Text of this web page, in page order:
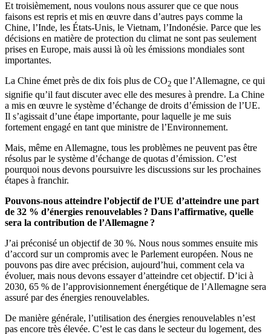
Et troisièmement, nous voulons nous assurer que ce que nous
faisons est repris et mis en œuvre dans d’autres pays comme la
Chine, l’Inde, les États-Unis, le Vietnam, l’Indonésie. Parce que les
décisions en matière de protection du climat ne sont pas seulement
prises en Europe, mais aussi là où les émissions mondiales sont
importantes.
La Chine émet près de dix fois plus de CO2 que l’Allemagne, ce qui
signifie qu’il faut discuter avec elle des mesures à prendre. La Chine
a mis en œuvre le système d’échange de droits d’émission de l’UE.
Il s’agissait d’une étape importante, pour laquelle je me suis
fortement engagé en tant que ministre de l’Environnement.
Mais, même en Allemagne, tous les problèmes ne peuvent pas être
résolus par le système d’échange de quotas d’émission. C’est
pourquoi nous devons poursuivre les discussions sur les prochaines
étapes à franchir.
Pouvons-nous atteindre l’objectif de l’UE d’atteindre une part
de 32 % d’énergies renouvelables ? Dans l’affirmative, quelle
sera la contribution de l’Allemagne ?
J’ai préconisé un objectif de 30 %. Nous nous sommes ensuite mis
d’accord sur un compromis avec le Parlement européen. Nous ne
pouvons pas dire avec précision, aujourd’hui, comment cela va
évoluer, mais nous devons essayer d’atteindre cet objectif. D’ici à
2030, 65 % de l’approvisionnement énergétique de l’Allemagne sera
assuré par des énergies renouvelables.
De manière générale, l’utilisation des énergies renouvelables n’est
pas encore très élevée. C’est le cas dans le secteur du logement, des